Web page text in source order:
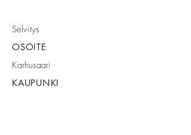
Selvitys
OSOITE
Karhusaari
KAUPUNKI